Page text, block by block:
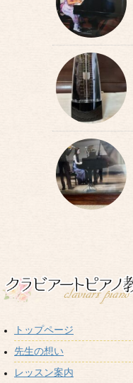
トップページ
先生の想い
レッスン案内